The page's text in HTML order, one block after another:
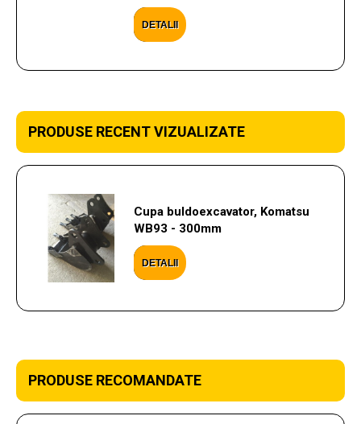
DETALII
PRODUSE RECENT VIZUALIZATE
Cupa buldoexcavator, Komatsu
WB93 - 300mm
DETALII
PRODUSE RECOMANDATE